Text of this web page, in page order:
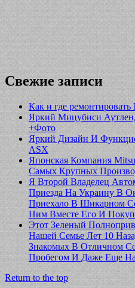
Свежие записи
Как и где
Яркий Мицубиси
+Фото
Яркий Дизайн И
ASX
Японская Компания
Самых Крупных
Я Второй Владелец
Приезда На Украину В
Приехало В Шикарном
Ним Вместе Его И
Этот Зеленый
Нашей Семье Лет 10
Знакомых В Отличном
Пробегом И Даже Еще
Return to the top